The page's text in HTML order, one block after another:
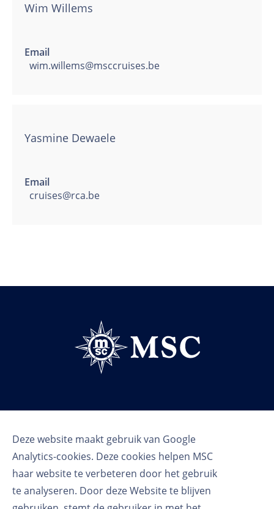
Deze website maakt gebruik van Google
Analytics-cookies. Deze cookies helpen MSC
haar website te verbeteren door het gebruik
te analyseren. Door deze Website te blijven
Wim Willems
Email
wim.willems@msccruises.be
Yasmine Dewaele
Email
cruises@rca.be